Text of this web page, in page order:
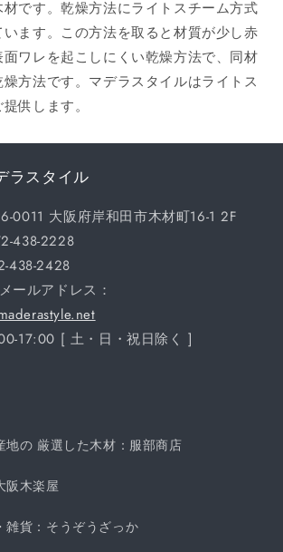
です。乾燥方法にライトスチーム方式
ます。この方法を取ると材質が少し赤
面ワレを起こしにくい乾燥方法で、同材
方法です。マデラスタイルはライトス
供します。
ラスタイル
0011 大阪府岸和田市木材町16-1 2F
438-2228
438-2428
ールアドレス：
17:00 [ 土・日・祝日除く ]
地の 厳選した木材：服部商店
阪木楽屋
雑貨：そうぞうざっか